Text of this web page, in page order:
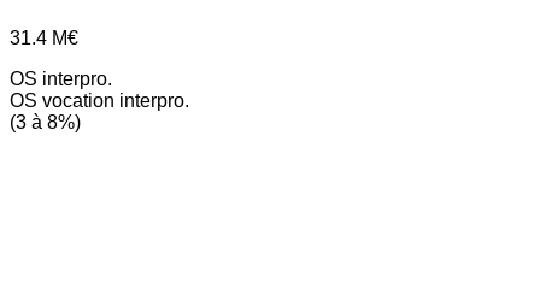
31.4 M€
OS interpro.
OS vocation interpro.
(3 à 8%)